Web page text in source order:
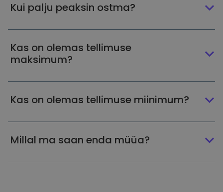
Kui palju peaksin ostma?
Kas on olemas tellimuse
maksimum?
Kas on olemas tellimuse miinimum?
Millal ma saan enda müüa?